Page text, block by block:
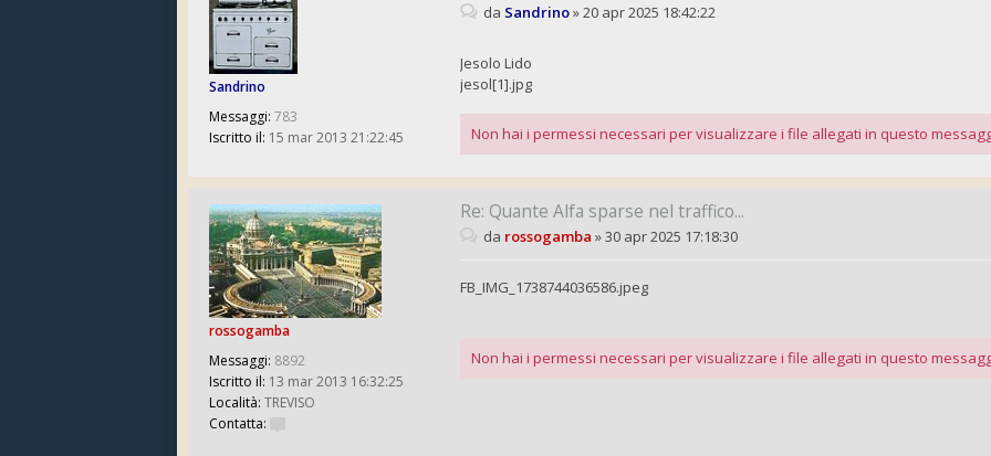
Sandrino
Messaggi: 783
Iscritto il: 15 mar 2013 21:22:45
da Sandrino»20 apr 2025 18:42:22
Jesolo Lido
jesol[1].jpg
Non hai i permessi necessari per visualizzare i file allegati in questo
rossogamba
Messaggi: 8892
Iscritto il: 13 mar 2013 16:32:25
Località: TREVISO
Contatta:
Re: Quante Alfa sparse nel traffico...
da rossogamba »30 apr 2025 17:18:30
FB_IMG_1738744036586.jpeg
Non hai i permessi necessari per visualizzare i file allegati in questo